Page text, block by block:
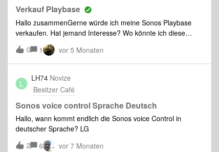
„MoodPlay“…???MoodPlay ist ein Gerät, um euer
Sonossystem zu steuern. Aber es ist keine Fernbedienung…
Bei der Entwicklung spielten die Aspekte „Design“ und
„Minimalismus“ eine große Rolle. Die Art, WIE man Musik
hört, trägt einen Großteil zum Erlebnis und Genuss
Musikzimmer gehalten? Weil man das Musikhören damit
zelebriert… weil man sich Zeit nimmt, weil der Moment
besonders ist, wenn man gefühlvoll die Nadel auf die Platte
setzt.Und hier setzt auch die Idee
Verkauf Playbase
Hallo zusammenGerne würde ich meine Sonos Playbase
verkaufen. Hat jemand Interesse? Wo könnte ich diese
verkaufen?Vielen Dank
0 1 vor 5 Monaten
L
LH74 Novize
Besitzer Café
Sonos voice control Sprache Deutsch
Hallo, wann kommt endlich die Sonos voice Control in
deutscher Sprache? LG
2
6 vor 7 Monaten